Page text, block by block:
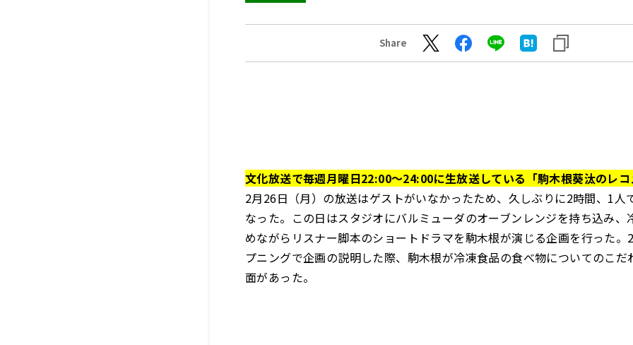
Share
文化放送で毎週月曜日22:00～24:00に生放送している「駒木根葵汰のレ
2月26日（月）の放送はゲストがいなかったため、久しぶりに2時間、1人
なった。この日はスタジオにバルミューダのオーブンレンジを持ち込み、
めながらリスナー脚本のショートドラマを駒木根が演じる企画を行った。
プニングで企画の説明した際、駒木根が冷凍食品の食べ物についてのこだ
面があった。